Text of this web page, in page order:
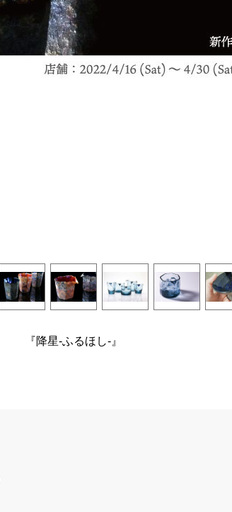
『降星-ふるほし-』